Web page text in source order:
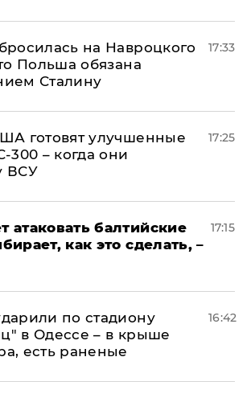
на Навроцкого
Польша обязана
Сталину
17:33
готовят улучшенные
300 – когда они
ВСУ
17:25
атаковать балтийские
как это сделать, –
17:15
по стадиону
в Одессе – в крыше
есть раненые
16:42